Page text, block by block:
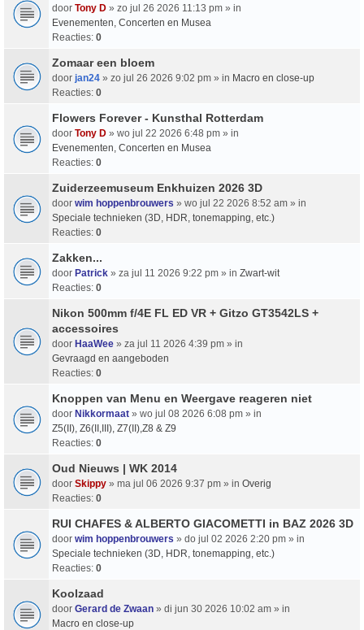
door Tony D » zo jul 26 2026 11:13 pm » in
Evenementen, Concerten en Musea
Reacties: 0
Zomaar een bloem
door jan24 » zo jul 26 2026 9:02 pm » in Macro en close-up
Reacties: 0
Flowers Forever - Kunsthal Rotterdam
door Tony D » wo jul 22 2026 6:48 pm » in
Evenementen, Concerten en Musea
Reacties: 0
Zuiderzeemuseum Enkhuizen 2026 3D
door wim hoppenbrouwers » wo jul 22 2026 8:52 am » in
Speciale technieken (3D, HDR, tonemapping, etc.)
Reacties: 0
Zakken...
door Patrick » za jul 11 2026 9:22 pm » in Zwart-wit
Reacties: 0
Nikon 500mm f/4E FL ED VR + Gitzo GT3542LS +
accessoires
door HaaWee » za jul 11 2026 4:39 pm » in
Gevraagd en aangeboden
Reacties: 0
Knoppen van Menu en Weergave reageren niet
door Nikkormaat » wo jul 08 2026 6:08 pm » in
Z5(II), Z6(II,III), Z7(II),Z8 & Z9
Reacties: 0
Oud Nieuws | WK 2014
door Skippy » ma jul 06 2026 9:37 pm » in Overig
Reacties: 0
RUI CHAFES & ALBERTO GIACOMETTI in BAZ 2026 3D
door wim hoppenbrouwers » do jul 02 2026 2:20 pm » in
Speciale technieken (3D, HDR, tonemapping, etc.)
Reacties: 0
Koolzaad
door Gerard de Zwaan » di jun 30 2026 10:02 am » in
Macro en close-up